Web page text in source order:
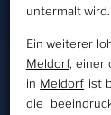
untermalt wird.
Ein weiterer
Meldorf, einer
in Meldorf ist
die